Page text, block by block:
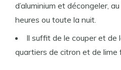
d’aluminium et décongeler,
heures ou toute la nuit.
Il suffit de le couper et de
quartiers de citron et de lime